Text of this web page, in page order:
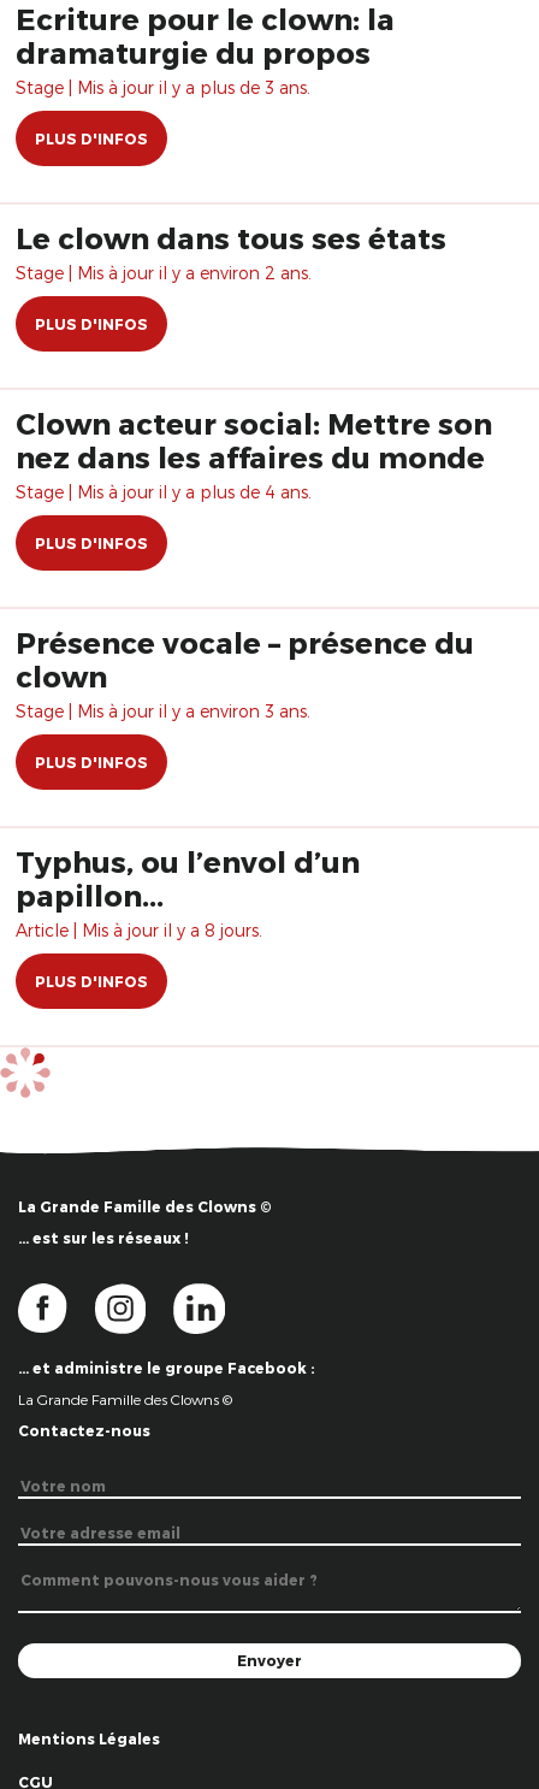
Ecriture pour le clown: la
dramaturgie du propos
Stage | Mis à jour il y a plus de 3 ans.
PLUS D'INFOS
Le clown dans tous ses états
Stage | Mis à jour il y a environ 2 ans.
PLUS D'INFOS
Clown acteur social: Mettre son
nez dans les affaires du monde
Stage | Mis à jour il y a plus de 4 ans.
PLUS D'INFOS
Présence vocale – présence du
clown
Stage | Mis à jour il y a environ 3 ans.
PLUS D'INFOS
Typhus, ou l’envol d’un
papillon...
Article | Mis à jour il y a 8 jours.
PLUS D'INFOS
La Grande Famille des Clowns ©
… est sur les réseaux !
… et administre le groupe Facebook :
La Grande Famille des Clowns ©
Contactez-nous
Mentions Légales
CGU